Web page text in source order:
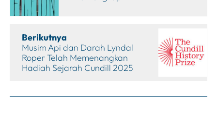
Berikutnya
Musim Api dan Darah Lyndal
Roper Telah Memenangkan
Hadiah Sejarah Cundill 2025